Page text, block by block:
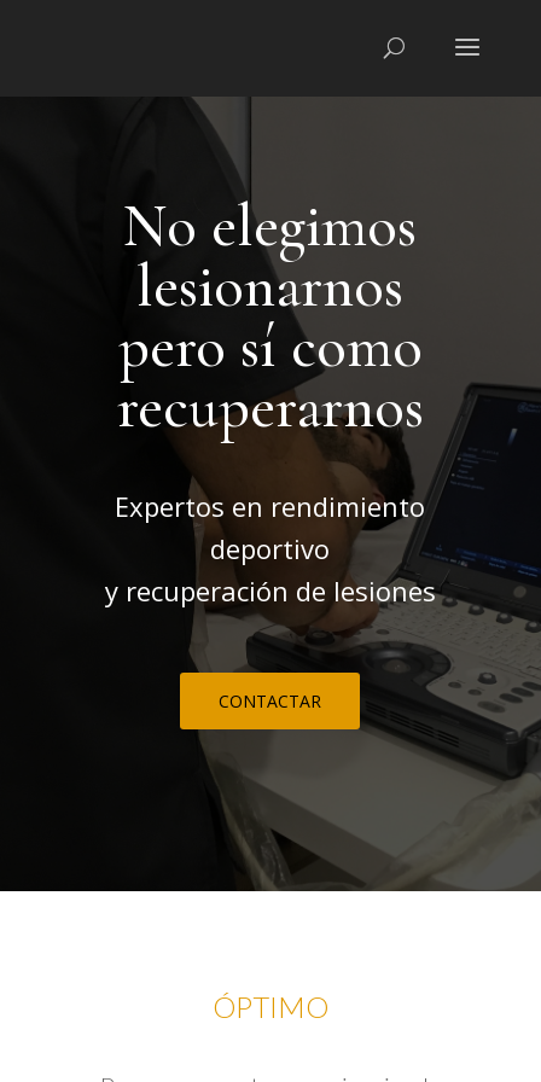
No elegimos
lesionarnos
pero sí como
recuperarnos
Expertos en rendimiento
deportivo
y recuperación de lesiones
CONTACTAR
ÓPTIMO